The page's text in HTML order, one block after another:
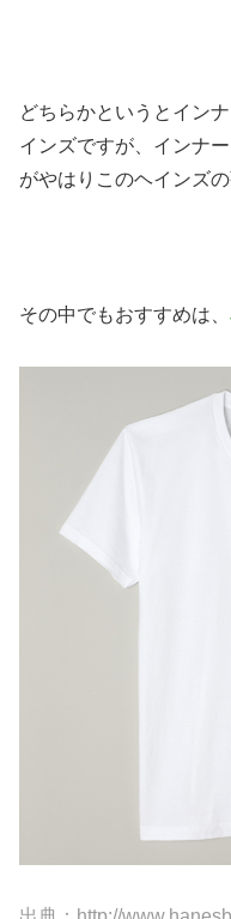
どちらかというとイン
インズですが、インナ
がやはりこのヘインズ
その中でもおすすめは、